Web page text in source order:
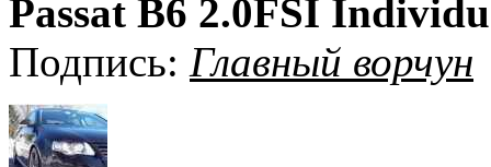
Passat B6 2.0FSI
Подпись: Главный ворчун